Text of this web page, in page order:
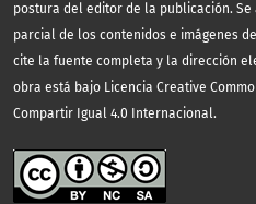
postura del editor de la publicación.
parcial de los contenidos e imágenes
cite la fuente completa y la dirección
obra está bajo Licencia Creative
Compartir Igual 4.0 Internacional.